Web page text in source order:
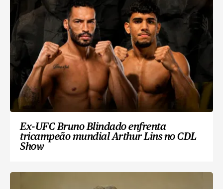
Ex-UFC Bruno Blindado enfrenta
tricampeão mundial Arthur Lins no CDL
Show